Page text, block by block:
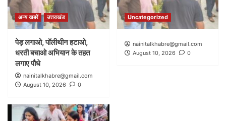
अन्य खबरें उत्तराखंड
पेड़ लगाओ, पॉलीथीन हटाओ,
धरती बचाओ अभियान के तहत
लगाए पौधे
nainitalkhabre@gmail.com
August 10, 2026
0
Uncategorized
nainitalkhabre@gmail.com
August 10, 2026
0